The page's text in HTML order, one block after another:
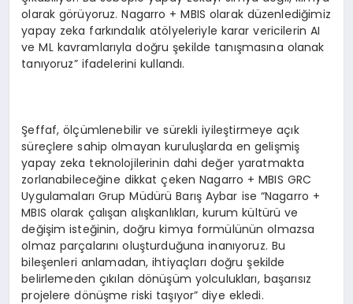
olarak görüyoruz. Nagarro + MBIS olarak düzenlediğimiz
yapay zeka farkındalık atölyeleriyle karar vericilerin AI
ve ML kavramlarıyla doğru şekilde tanışmasına olanak
tanıyoruz” ifadelerini kullandı.
Şeffaf, ölçümlenebilir ve sürekli iyileştirmeye açık
süreçlere sahip olmayan kuruluşlarda en gelişmiş
yapay zeka teknolojilerinin dahi değer yaratmakta
zorlanabileceğine dikkat çeken Nagarro + MBIS GRC
Uygulamaları Grup Müdürü Barış Aybar ise “Nagarro +
MBIS olarak çalışan alışkanlıkları, kurum kültürü ve
değişim isteğinin, doğru kimya formülünün olmazsa
olmaz parçalarını oluşturduğuna inanıyoruz. Bu
bileşenleri anlamadan, ihtiyaçları doğru şekilde
belirlemeden çıkılan dönüşüm yolculukları, başarısız
projelere dönüşme riski taşıyor” diye ekledi.